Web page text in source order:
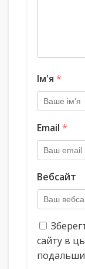
Ім'я *
Email *
Вебсайт
сайту в